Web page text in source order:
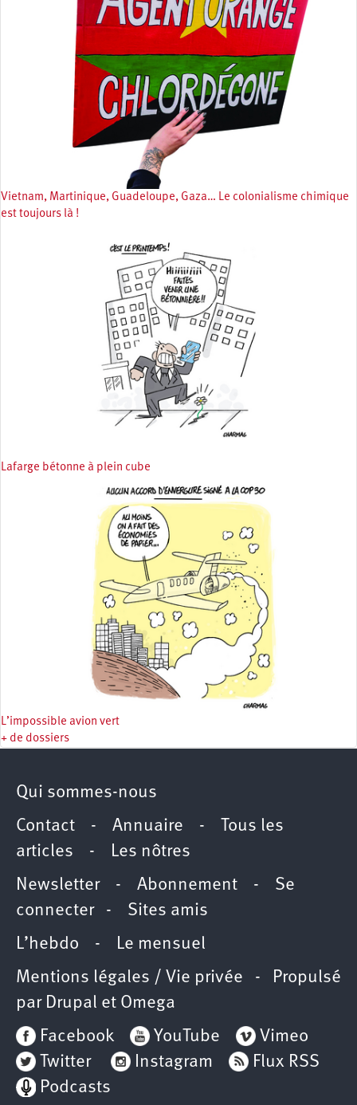
Vietnam, Martinique, Guadeloupe, Gaza… Le colonialisme chimique
est toujours là !
Lafarge bétonne à plein cube
L’impossible avion vert
+ de dossiers
Qui sommes-nous
Contact - Annuaire -
Tous les
articles - Les nôtres
Newsletter- Abonnement - Se
connecter- Sites amis
L’hebdo - Le mensuel
Mentions légales / Vie privée - Propulsé
par Drupal et Omega
Facebook
YouTube
Vimeo
Twitter
Instagram
Flux RSS
Podcasts